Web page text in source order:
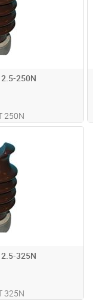
250N
250N
325N
325N